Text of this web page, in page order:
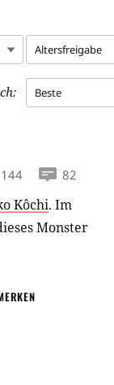
Altersfreigabe
Beste
144 82
Kôchi. Im
Monster